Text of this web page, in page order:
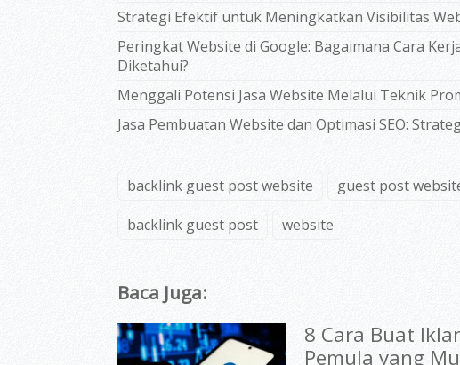
Strategi Efektif untuk Meningkatkan Visibilitas
Peringkat Website di Google: Bagaimana Cara
Diketahui?
Menggali Potensi Jasa Website Melalui Teknik
Jasa Pembuatan Website dan Optimasi SEO:
backlink guest post website guest post
backlink guest post
website
Baca Juga:
8 Cara Buat
Pemula yang